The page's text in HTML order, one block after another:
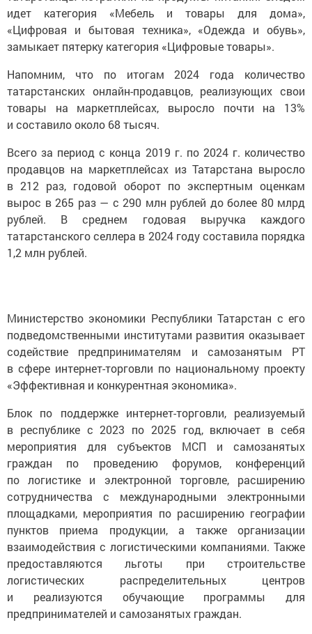
идет категория «Мебель и товары для дома»,
«Цифровая и бытовая техника», «Одежда и обувь»,
замыкает пятерку категория «Цифровые товары».
Напомним, что по итогам 2024 года количество
татарстанских онлайн-продавцов, реализующих свои
товары на маркетплейсах, выросло почти на 13%
и составило около 68 тысяч.
Всего за период с конца 2019 г. по 2024 г. количество
продавцов на маркетплейсах из Татарстана выросло
в 212 раз, годовой оборот по экспертным оценкам
вырос в 265 раз — с 290 млн рублей до более 80 млрд
рублей. В среднем годовая выручка каждого
татарстанского селлера в 2024 году составила порядка
1,2 млн рублей.
Министерство экономики Республики Татарстан с его
подведомственными институтами развития оказывает
содействие предпринимателям и самозанятым РТ
в сфере интернет-торговли по национальному проекту
«Эффективная и конкурентная экономика».
Блок по поддержке интернет-торговли, реализуемый
в республике с 2023 по 2025 год, включает в себя
мероприятия для субъектов МСП и самозанятых
граждан по проведению форумов, конференций
по логистике и электронной торговле, расширению
сотрудничества с международными электронными
площадками, мероприятия по расширению географии
пунктов приема продукции, а также организации
взаимодействия с логистическими компаниями. Также
предоставляются льготы при строительстве
логистических распределительных центров
и реализуются обучающие программы для
предпринимателей и самозанятых граждан.